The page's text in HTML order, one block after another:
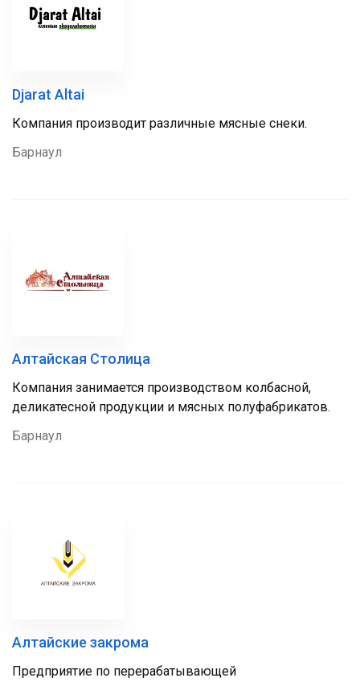
Djarat Altai
Компания производит различные мясные снеки.
Барнаул
Алтайская Столица
Компания занимается производством колбасной,
деликатесной продукции и мясных полуфабрикатов.
Барнаул
Алтайские закрома
Предприятие по перерабатывающей